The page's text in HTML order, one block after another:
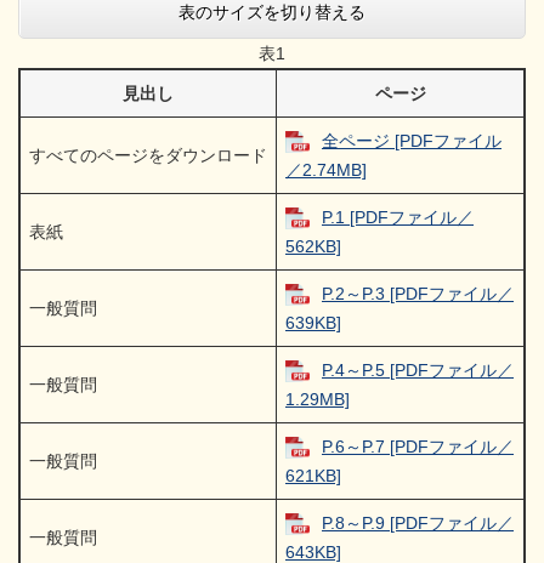
表のサイズを切り替える
表1
見出し ページ
すべてのページをダウンロード
全ページ [PDFファイル
／2.74MB]
表紙
P.1 [PDFファイル／
562KB]
一般質問
P.2～P.3 [PDFファイル／
639KB]
一般質問
P.4～P.5 [PDFファイル／
1.29MB]
一般質問
P.6～P.7 [PDFファイル／
621KB]
一般質問
P.8～P.9 [PDFファイル／
643KB]